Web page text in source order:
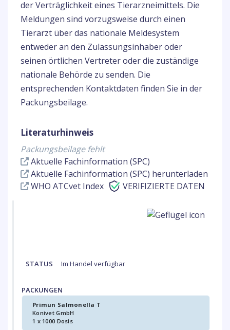
der Verträglichkeit eines Tierarzneimittels. Die
Meldungen sind vorzugsweise durch einen
Tierarzt über das nationale Meldesystem
entweder an den Zulassungsinhaber oder
seinen örtlichen Vertreter oder die zuständige
nationale Behörde zu senden. Die
entsprechenden Kontaktdaten finden Sie in der
Packungsbeilage.
Literaturhinweis
Packungsbeilage fehlt
Aktuelle Fachinformation (SPC)
Aktuelle Fachinformation (SPC) herunterladen
WHO ATCvet Index
VERIFIZIERTE DATEN
STATUS Im Handel verfügbar
PACKUNGEN
Primun Salmonella T
Konivet GmbH
1 x 1000 Dosis